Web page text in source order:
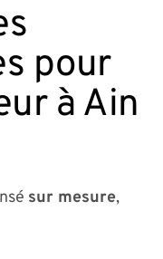
pour
à Ain
sur mesure,